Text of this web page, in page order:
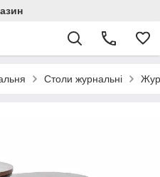
Столи журнальні